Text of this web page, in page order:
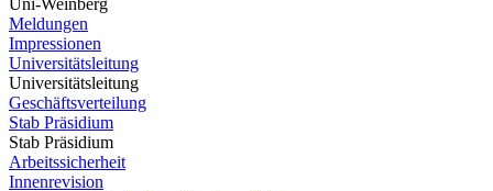
Uni-Weinberg
Meldungen
Impressionen
Universitätsleitung
Universitätsleitung
Geschäftsverteilung
Stab Präsidium
Stab Präsidium
Arbeitssicherheit
Innenrevision